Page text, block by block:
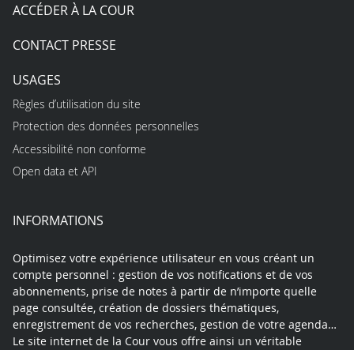
ACCÉDER À LA COUR
CONTACT PRESSE
USAGES
Règles d’utilisation du site
Protection des données personnelles
Accessibilité non conforme
Open data et API
INFORMATIONS
Optimisez votre expérience utilisateur en vous créant un
compte personnel : gestion de vos notifications et de vos
abonnements, prise de notes à partir de n’importe quelle
page consultée, création de dossiers thématiques,
enregistrement de vos recherches, gestion de votre agenda…
Le site internet de la Cour vous offre ainsi un véritable